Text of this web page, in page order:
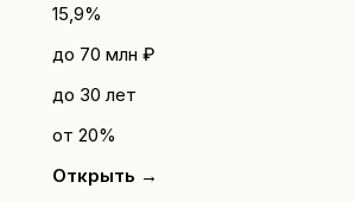
15,9%
до 70 млн ₽
до 30 лет
от 20%
Открыть →